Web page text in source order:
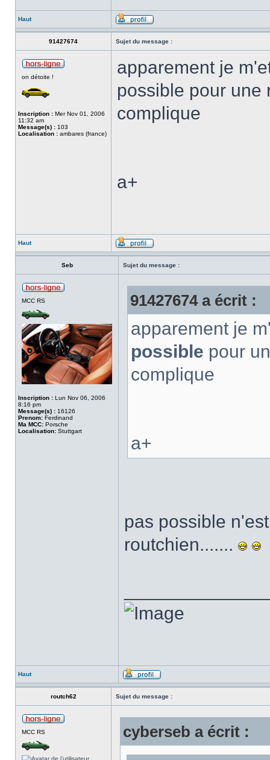
Haut
91427674 Sujet du message :
on détoite !
Inscription : Mer Nov 01, 2006
11:32 am
Message(s) : 103
Localisation : ambares (france)
apparement je
possible pour une
complique
a+
Haut
Seb Sujet du message :
MCC RS
Inscription : Lun Nov 06, 2006
8:16 pm
Message(s) : 16126
Prenom: Ferdinand
Ma MCC: Porsche
Localisation: Stuttgart
91427674 a écrit :
apparement je
possible pour
complique
a+
pas possible
routchien.......
Haut
routch62 Sujet du message :
MCC RS cyberseb a écrit :